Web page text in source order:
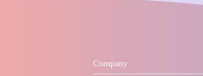
Company